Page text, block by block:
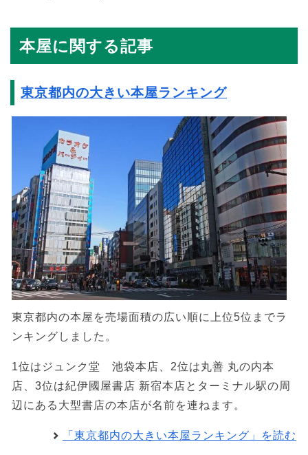
本屋に関する記事
東京都内の大きい本屋ランキング
東京都内の本屋を売場面積の広い順に上位5位までラ
ンキングしました。
1位はジュンク堂 池袋本店、2位は丸善 丸の内本
店、3位は紀伊國屋書店 新宿本店とターミナル駅の周
辺にある大型書店の本店が名前を連ねます。
「東京都内の大きい本屋ランキング」を読む